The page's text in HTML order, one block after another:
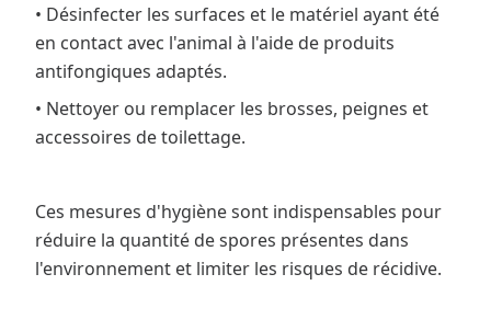
• Désinfecter les surfaces et le matériel ayant été
en contact avec l'animal à l'aide de produits
antifongiques adaptés.
• Nettoyer ou remplacer les brosses, peignes et
accessoires de toilettage.
Ces mesures d'hygiène sont indispensables pour
réduire la quantité de spores présentes dans
l'environnement et limiter les risques de récidive.